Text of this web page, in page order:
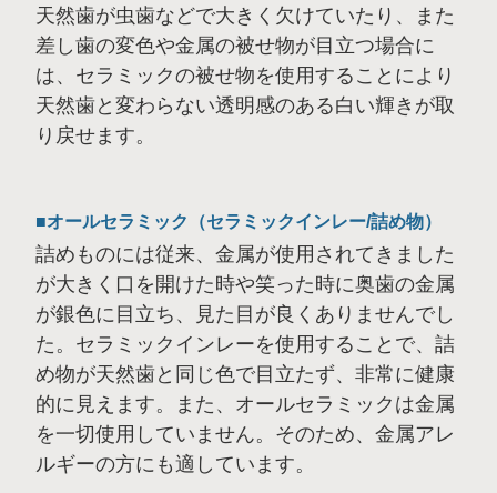
天然歯が虫歯などで大きく欠けていたり、また
差し歯の変色や金属の被せ物が目立つ場合に
は、セラミックの被せ物を使用することにより
天然歯と変わらない透明感のある白い輝きが取
り戻せます。
オールセラミック（セラミックインレー/詰め物）
詰めものには従来、金属が使用されてきました
が大きく口を開けた時や笑った時に奥歯の金属
が銀色に目立ち、見た目が良くありませんでし
た。セラミックインレーを使用することで、詰
め物が天然歯と同じ色で目立たず、非常に健康
的に見えます。また、オールセラミックは金属
を一切使用していません。そのため、金属アレ
ルギーの方にも適しています。